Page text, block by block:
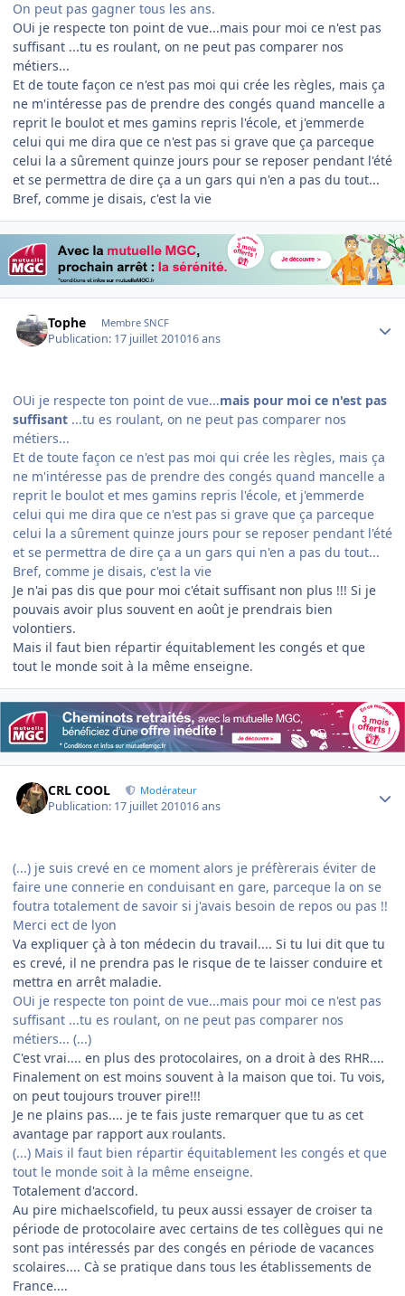
On peut pas gagner tous les ans.
OUi je respecte ton point de vue...mais pour moi ce n'est pas
suffisant ...tu es roulant, on ne peut pas comparer nos
métiers...
Et de toute façon ce n'est pas moi qui crée les règles, mais ça
ne m'intéresse pas de prendre des congés quand mancelle a
reprit le boulot et mes gamins repris l'école, et j'emmerde
celui qui me dira que ce n'est pas si grave que ça parceque
celui la a sûrement quinze jours pour se reposer pendant l'été
et se permettra de dire ça a un gars qui n'en a pas du tout...
Bref, comme je disais, c'est la vie
Tophe Membre SNCF
Publication: 17 juillet 201016 ans
OUi je respecte ton point de vue...mais pour moi ce n'est pas
suffisant ...tu es roulant, on ne peut pas comparer nos
métiers...
Et de toute façon ce n'est pas moi qui crée les règles, mais ça
ne m'intéresse pas de prendre des congés quand mancelle a
reprit le boulot et mes gamins repris l'école, et j'emmerde
celui qui me dira que ce n'est pas si grave que ça parceque
celui la a sûrement quinze jours pour se reposer pendant l'été
et se permettra de dire ça a un gars qui n'en a pas du tout...
Bref, comme je disais, c'est la vie
Je n'ai pas dis que pour moi c'était suffisant non plus !!! Si je
pouvais avoir plus souvent en août je prendrais bien
volontiers.
Mais il faut bien répartir équitablement les congés et que
tout le monde soit à la même enseigne.
CRL COOL Modérateur
Publication: 17 juillet 201016 ans
(...) je suis crevé en ce moment alors je préfèrerais éviter de
faire une connerie en conduisant en gare, parceque la on se
foutra totalement de savoir si j'avais besoin de repos ou pas !!
Merci ect de lyon
Va expliquer çà à ton médecin du travail.... Si tu lui dit que tu
es crevé, il ne prendra pas le risque de te laisser conduire et
mettra en arrêt maladie.
OUi je respecte ton point de vue...mais pour moi ce n'est pas
suffisant ...tu es roulant, on ne peut pas comparer nos
métiers... (...)
C'est vrai.... en plus des protocolaires, on a droit à des RHR....
Finalement on est moins souvent à la maison que toi. Tu vois,
on peut toujours trouver pire!!!
Je ne plains pas.... je te fais juste remarquer que tu as cet
avantage par rapport aux roulants.
(...) Mais il faut bien répartir équitablement les congés et que
tout le monde soit à la même enseigne.
Totalement d'accord.
Au pire michaelscofield, tu peux aussi essayer de croiser ta
période de protocolaire avec certains de tes collègues qui ne
sont pas intéressés par des congés en période de vacances
scolaires.... Cà se pratique dans tous les établissements de
France....